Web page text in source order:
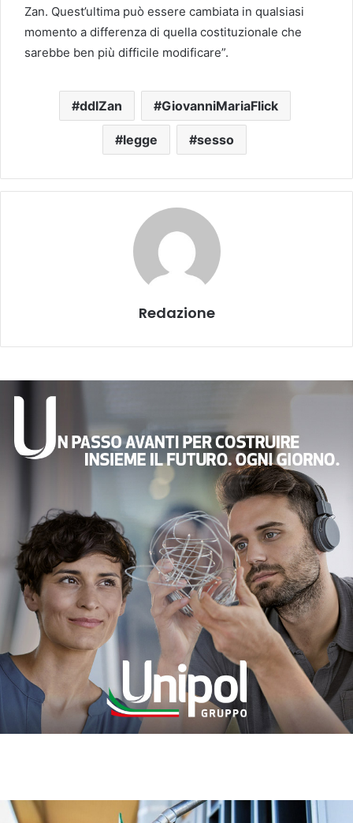
Zan. Quest’ultima può essere cambiata in qualsiasi
momento a differenza di quella costituzionale che
sarebbe ben più difficile modificare”.
ddlZan GiovanniMariaFlick
legge sesso
Redazione